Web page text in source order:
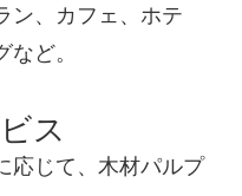
ン、カフェ、ホテ
ど。
ス
応じて、木材パルプ